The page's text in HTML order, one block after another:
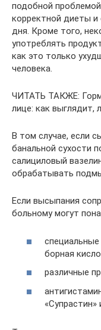
подобной
корректной диеты
дня. Кроме того,
употреблять
как это только
человека.
ЧИТАТЬ ТАКЖЕ:
лице: как выглядит,
В том случае, если
банальной сухости
салициловый
обрабатывать
Если высыпания
больному могут
борная
различные
«Супрастин»